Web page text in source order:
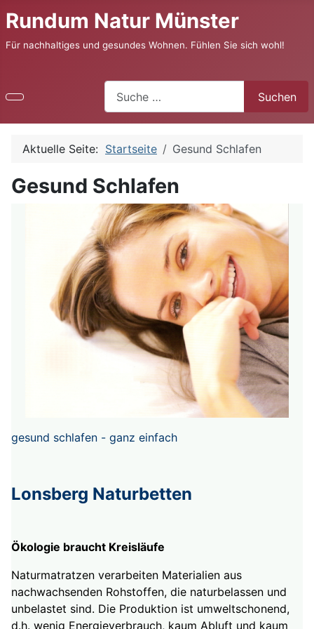
Rundum Natur Münster
Für nachhaltiges und gesundes Wohnen. Fühlen Sie sich wohl!
Suchen
Aktuelle Seite: Startseite Gesund Schlafen
Gesund Schlafen
gesund schlafen - ganz einfach
Lonsberg Naturbetten
Ökologie braucht Kreisläufe
Naturmatratzen verarbeiten Materialien aus
nachwachsenden Rohstoffen, die naturbelassen und
unbelastet sind. Die Produktion ist umweltschonend,
d.h. wenig Energieverbrauch, kaum Abluft und kaum